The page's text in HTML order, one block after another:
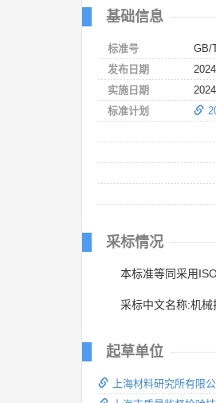
基础信息
标准号
GB/
发布日期
实施日期
标准计划
采标情况
本标准等同采用
采标中文名称:机械
起草单位
上海材料研究所有限